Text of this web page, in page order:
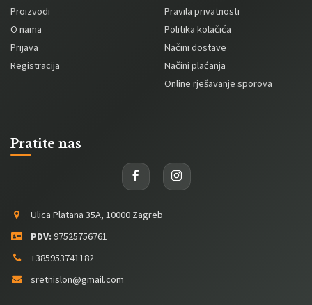
Proizvodi
O nama
Prijava
Registracija
Pravila privatnosti
Politika kolačića
Načini dostave
Načini plaćanja
Online rješavanje sporova
Pratite nas
Ulica Platana 35A, 10000 Zagreb
PDV: 97525756761
+385953741182
sretnislon@gmail.com